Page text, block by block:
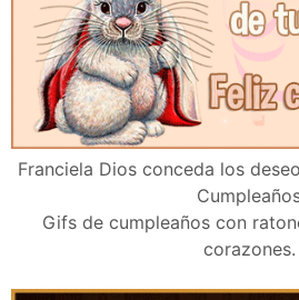
Franciela Dios conceda los
Gifs de cumpleaños con
corazones.